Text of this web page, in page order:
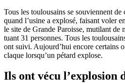
Tous les toulousains se souviennent de
quand l’usine a explosé, faisant voler
le site de Grande Paroisse, mutilant de
tuant 31 personnes. Tous les
ont suivi. Aujourd’hui encore certains
claque lorsqu’un pétard explose.
Ils ont vécu l’explosion